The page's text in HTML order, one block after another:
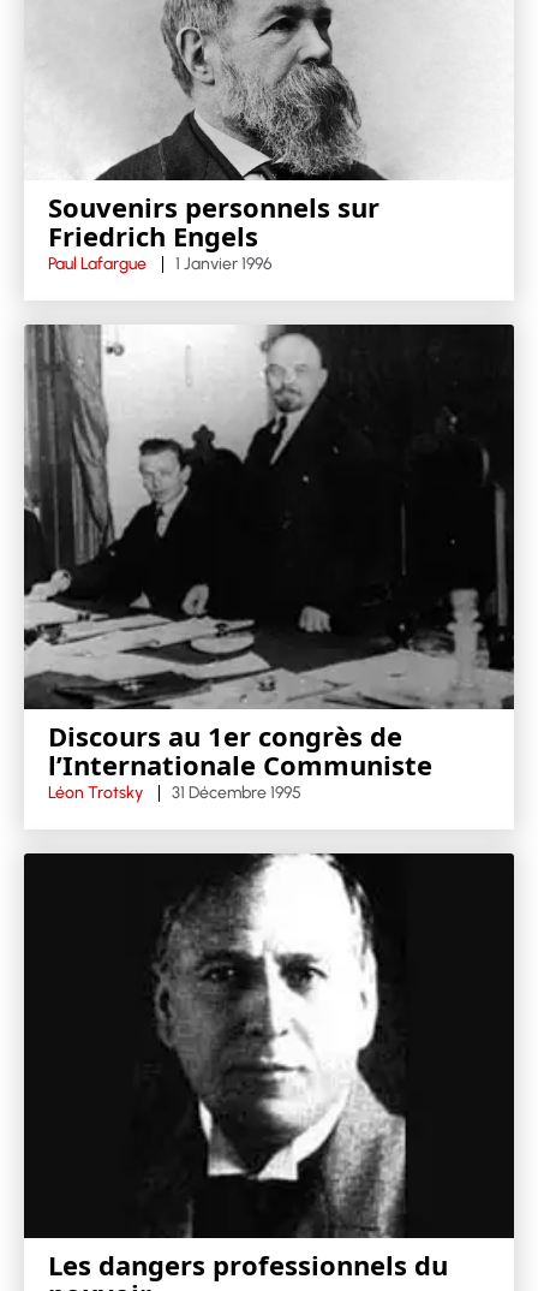
Souvenirs personnels sur
Friedrich Engels
Paul Lafargue 1 Janvier 1996
Discours au 1er congrès de
l’Internationale Communiste
Léon Trotsky 31 Décembre 1995
Les dangers professionnels du